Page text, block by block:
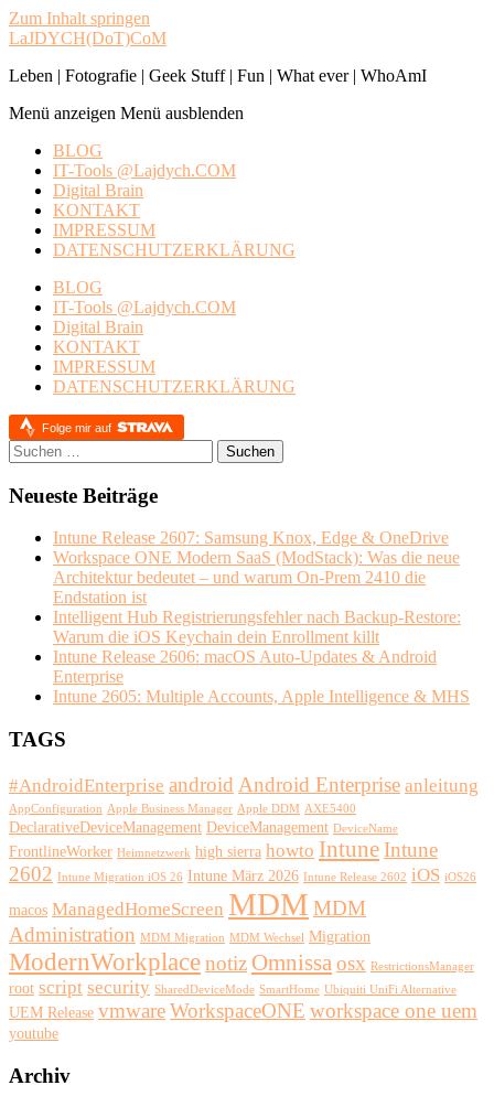
Zum Inhalt springen
LaJDYCH(DoT)CoM
Leben | Fotografie | Geek Stuff | Fun | What ever | WhoAmI
Menü anzeigen Menü ausblenden
BLOG
IT-Tools @Lajdych.COM
Digital Brain
KONTAKT
IMPRESSUM
DATENSCHUTZERKLÄRUNG
BLOG
IT-Tools @Lajdych.COM
Digital Brain
KONTAKT
IMPRESSUM
DATENSCHUTZERKLÄRUNG
Folge mir auf
Suchen
nach:
Neueste Beiträge
Intune Release 2607: Samsung Knox, Edge & OneDrive
Workspace ONE Modern SaaS (ModStack): Was die neue
Architektur bedeutet – und warum On-Prem 2410 die
Endstation ist
Intelligent Hub Registrierungsfehler nach Backup-Restore:
Warum die iOS Keychain dein Enrollment killt
Intune Release 2606: macOS Auto-Updates & Android
Enterprise
Intune 2605: Multiple Accounts, Apple Intelligence & MHS
TAGS
#AndroidEnterprise android Android Enterprise anleitung
AppConfiguration Apple Business Manager Apple DDM AXE5400
DeclarativeDeviceManagement DeviceManagement DeviceName
FrontlineWorker Heimnetzwerk high sierra howto IntuneIntune
2602 Intune Migration iOS 26 Intune März 2026 Intune Release 2602 iOS iOS26
macos ManagedHomeScreen MDM MDM
Administration MDM Migration MDM Wechsel Migration
ModernWorkplacenotiz Omnissa osx RestrictionsManager
root script security SharedDeviceMode SmartHome Ubiquiti UniFi Alternative
UEM Release vmwareWorkspaceONE workspace one uem
youtube
Archiv